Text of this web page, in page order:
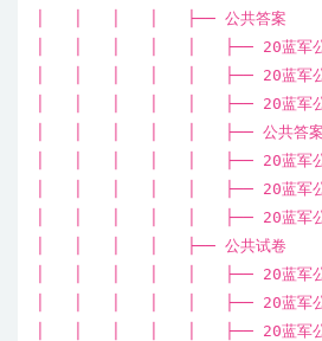
│ │ │ │ ├── 公共答案
│ │ │ │ │ ├── 20蓝军公
│ │ │ │ │ ├── 20蓝军公
│ │ │ │ │ ├── 20蓝军公
│ │ │ │ │ ├── 公共答案【
│ │ │ │ │ ├── 20蓝军公
│ │ │ │ │ ├── 20蓝军公
│ │ │ │ │ ├── 20蓝军公
│ │ │ │ ├── 公共试卷
│ │ │ │ │ ├── 20蓝军公
│ │ │ │ │ ├── 20蓝军公
│ │ │ │ │ ├── 20蓝军公